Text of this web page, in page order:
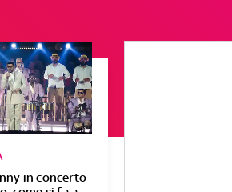
in concerto